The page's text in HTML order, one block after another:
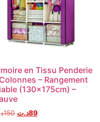
en Tissu Penderie
– Rangement
(130x175cm) –
150 89د.ت